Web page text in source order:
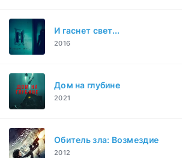
И гаснет свет...
2016
Дом на глубине
2021
Обитель зла: Возмездие
2012